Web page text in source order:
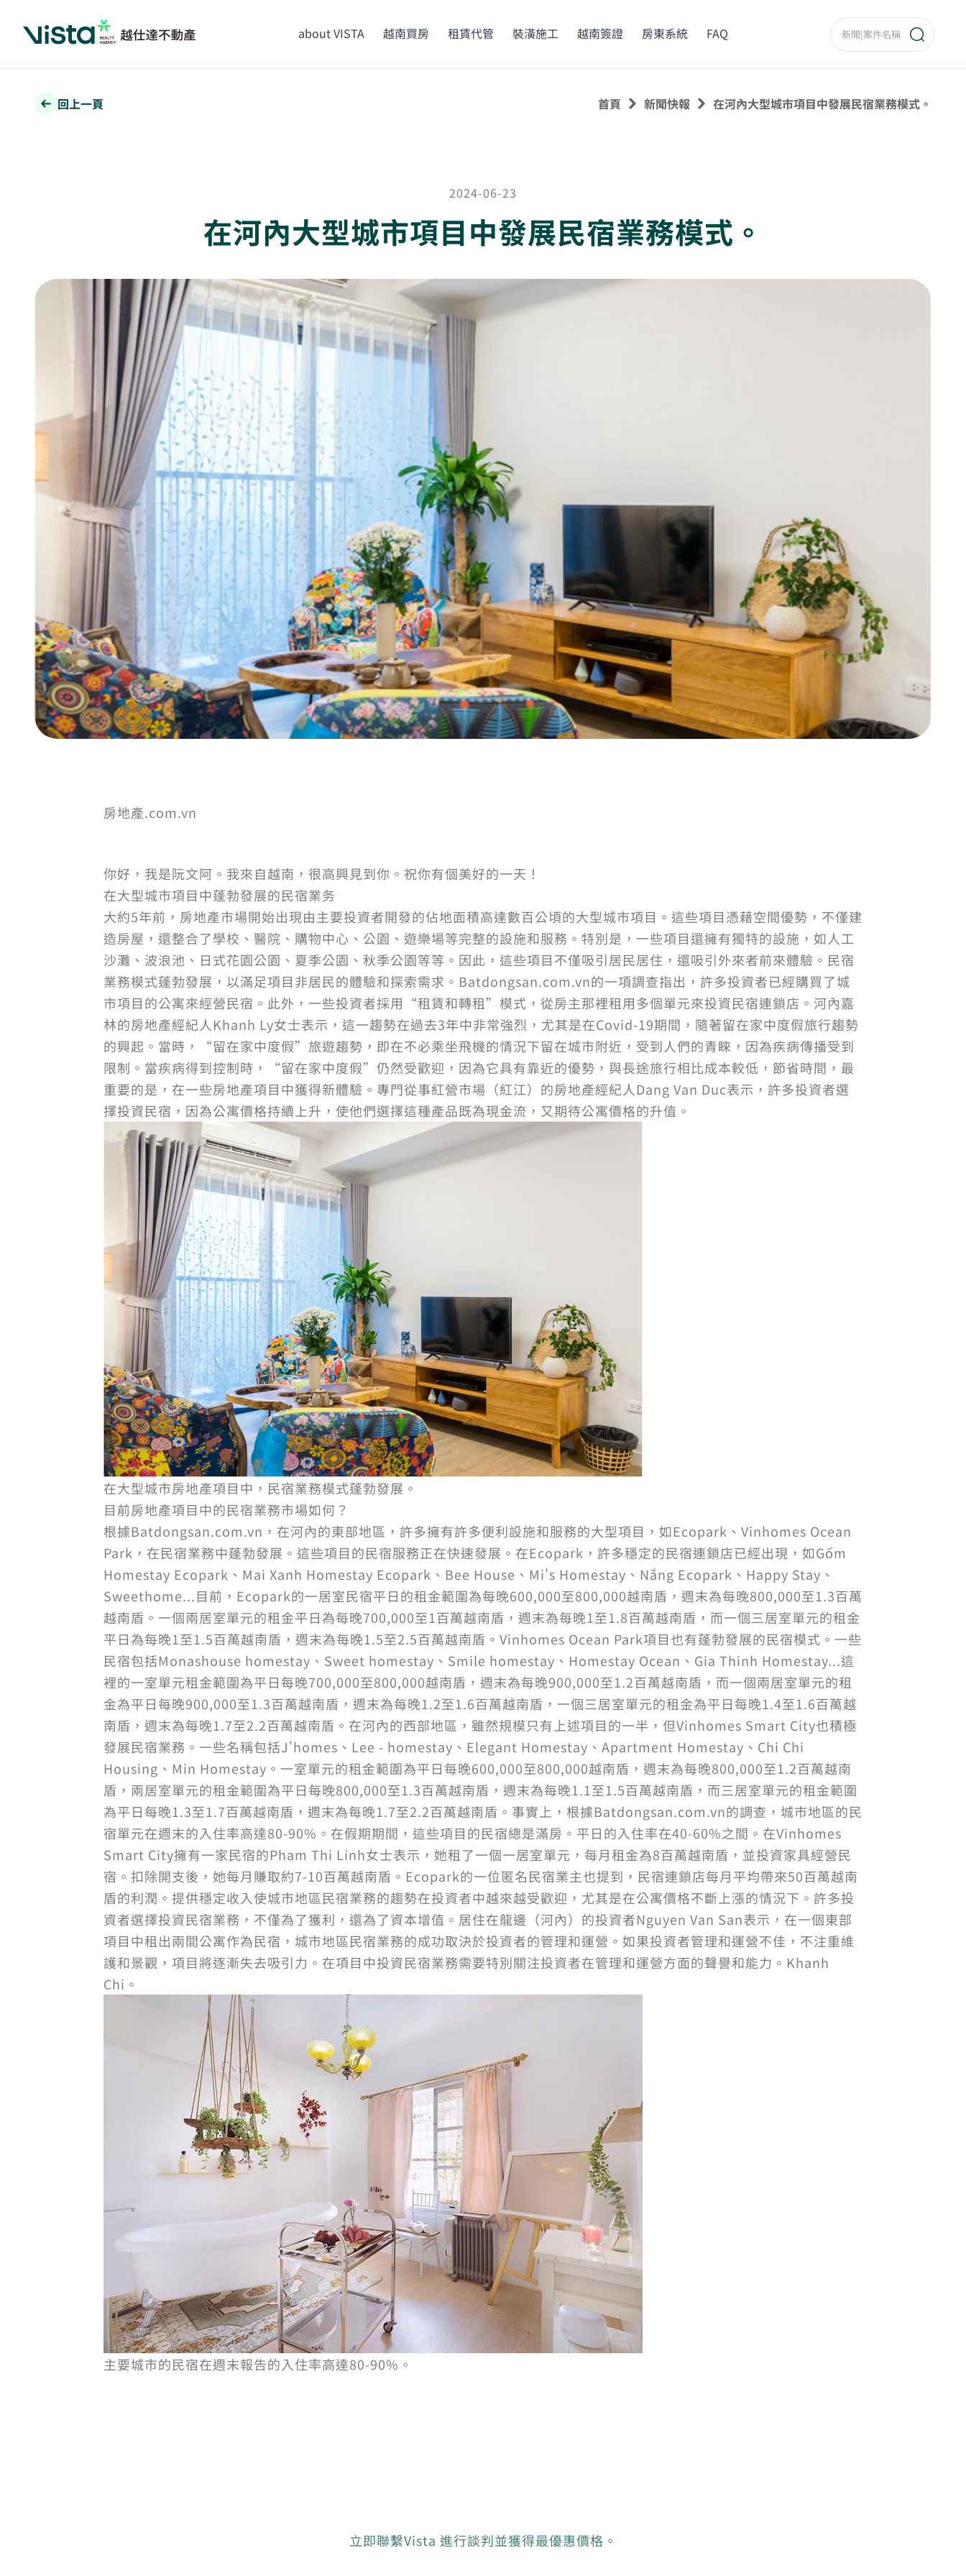
about VISTA 越南買房 租賃代管 裝潢施工 越南簽證 房東系統 FAQ
回上一頁 首頁 新聞快報 在河內大型城市項目中發展民宿業務模式。
2024-06-23
在河內大型城市項目中發展民宿業務模式。
房地產.com.vn
你好，我是阮文阿。我來自越南，很高興見到你。祝你有個美好的一天！
在大型城市項目中蓬勃發展的民宿業务
大約5年前，房地產市場開始出現由主要投資者開發的佔地面積高達數百公頃的大型城市項目。這些項目憑藉空間優勢，不僅建
造房屋，還整合了學校、醫院、購物中心、公園、遊樂場等完整的設施和服務。特別是，一些項目還擁有獨特的設施，如人工
沙灘、波浪池、日式花園公園、夏季公園、秋季公園等等。因此，這些項目不僅吸引居民居住，還吸引外來者前來體驗。民宿
業務模式蓬勃發展，以滿足項目非居民的體驗和探索需求。Batdongsan.com.vn的一項調查指出，許多投資者已經購買了城
市項目的公寓來經營民宿。此外，一些投資者採用“租賃和轉租”模式，從房主那裡租用多個單元來投資民宿連鎖店。河內嘉
林的房地產經紀人Khanh Ly女士表示，這一趨勢在過去3年中非常強烈，尤其是在Covid-19期間，隨著留在家中度假旅行趨勢
的興起。當時，“留在家中度假”旅遊趨勢，即在不必乘坐飛機的情況下留在城市附近，受到人們的青睞，因為疾病傳播受到
限制。當疾病得到控制時，“留在家中度假”仍然受歡迎，因為它具有靠近的優勢，與長途旅行相比成本較低，節省時間，最
重要的是，在一些房地產項目中獲得新體驗。專門從事紅營市場（紅江）的房地產經紀人Dang Van Duc表示，許多投資者選
擇投資民宿，因為公寓價格持續上升，使他們選擇這種產品既為現金流，又期待公寓價格的升值。
在大型城市房地產項目中，民宿業務模式蓬勃發展。
目前房地產項目中的民宿業務市場如何？
根據Batdongsan.com.vn，在河內的東部地區，許多擁有許多便利設施和服務的大型項目，如Ecopark、Vinhomes Ocean
Park，在民宿業務中蓬勃發展。這些項目的民宿服務正在快速發展。在Ecopark，許多穩定的民宿連鎖店已經出現，如Gốm
Homestay Ecopark、Mai Xanh Homestay Ecopark、Bee House、Mi's Homestay、Nắng Ecopark、Happy Stay、
Sweethome...目前，Ecopark的一居室民宿平日的租金範圍為每晚600,000至800,000越南盾，週末為每晚800,000至1.3百萬
越南盾。一個兩居室單元的租金平日為每晚700,000至1百萬越南盾，週末為每晚1至1.8百萬越南盾，而一個三居室單元的租金
平日為每晚1至1.5百萬越南盾，週末為每晚1.5至2.5百萬越南盾。Vinhomes Ocean Park項目也有蓬勃發展的民宿模式。一些
民宿包括Monashouse homestay、Sweet homestay、Smile homestay、Homestay Ocean、Gia Thinh Homestay...這
裡的一室單元租金範圍為平日每晚700,000至800,000越南盾，週末為每晚900,000至1.2百萬越南盾，而一個兩居室單元的租
金為平日每晚900,000至1.3百萬越南盾，週末為每晚1.2至1.6百萬越南盾，一個三居室單元的租金為平日每晚1.4至1.6百萬越
南盾，週末為每晚1.7至2.2百萬越南盾。在河內的西部地區，雖然規模只有上述項目的一半，但Vinhomes Smart City也積極
發展民宿業務。一些名稱包括J'homes、Lee - homestay、Elegant Homestay、Apartment Homestay、Chi Chi
Housing、Min Homestay。一室單元的租金範圍為平日每晚600,000至800,000越南盾，週末為每晚800,000至1.2百萬越南
盾，兩居室單元的租金範圍為平日每晚800,000至1.3百萬越南盾，週末為每晚1.1至1.5百萬越南盾，而三居室單元的租金範圍
為平日每晚1.3至1.7百萬越南盾，週末為每晚1.7至2.2百萬越南盾。事實上，根據Batdongsan.com.vn的調查，城市地區的民
宿單元在週末的入住率高達80-90%。在假期期間，這些項目的民宿總是滿房。平日的入住率在40-60%之間。在Vinhomes
Smart City擁有一家民宿的Pham Thi Linh女士表示，她租了一個一居室單元，每月租金為8百萬越南盾，並投資家具經營民
宿。扣除開支後，她每月賺取約7-10百萬越南盾。Ecopark的一位匿名民宿業主也提到，民宿連鎖店每月平均帶來50百萬越南
盾的利潤。提供穩定收入使城市地區民宿業務的趨勢在投資者中越來越受歡迎，尤其是在公寓價格不斷上漲的情況下。許多投
資者選擇投資民宿業務，不僅為了獲利，還為了資本增值。居住在龍邊（河內）的投資者Nguyen Van San表示，在一個東部
項目中租出兩間公寓作為民宿，城市地區民宿業務的成功取決於投資者的管理和運營。如果投資者管理和運營不佳，不注重維
護和景觀，項目將逐漸失去吸引力。在項目中投資民宿業務需要特別關注投資者在管理和運營方面的聲譽和能力。Khanh
Chi。
主要城市的民宿在週末報告的入住率高達80-90%。
立即聯繫Vista 進行談判並獲得最優惠價格。